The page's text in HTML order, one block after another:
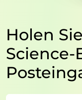
Holen
Science-